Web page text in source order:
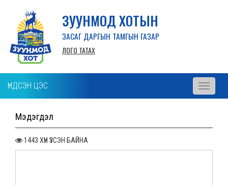
ЗУУНМОД ХОТЫН
ЗАСАГ ДАРГЫН ТАМГЫН ГАЗАР
ЛОГО ТАТАХ
ҮНДСЭН ЦЭС
Toggle
Мэдэгдэл
1443 ХҮН ҮЗСЭН БАЙНА